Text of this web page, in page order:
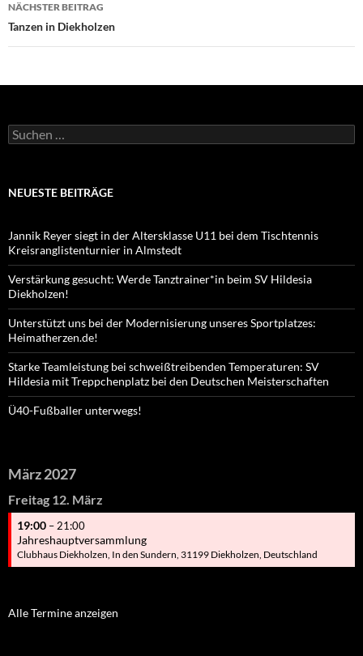
NÄCHSTER BEITRAG
Tanzen in Diekholzen
Suchen
nach:
NEUESTE BEITRÄGE
Jannik Reyer siegt in der Altersklasse U11 bei dem Tischtennis
Kreisranglistenturnier in Almstedt
Verstärkung gesucht: Werde Tanztrainer*in beim SV Hildesia
Diekholzen!
Unterstützt uns bei der Modernisierung unseres Sportplatzes:
Heimatherzen.de!
Starke Teamleistung bei schweißtreibenden Temperaturen: SV
Hildesia mit Treppchenplatz bei den Deutschen Meisterschaften
Ü40-Fußballer unterwegs!
März 2027
Freitag 12. März
19:00 – 21:00
Jahreshauptversammlung
Clubhaus Diekholzen, In den Sundern, 31199 Diekholzen, Deutschland
Alle Termine anzeigen